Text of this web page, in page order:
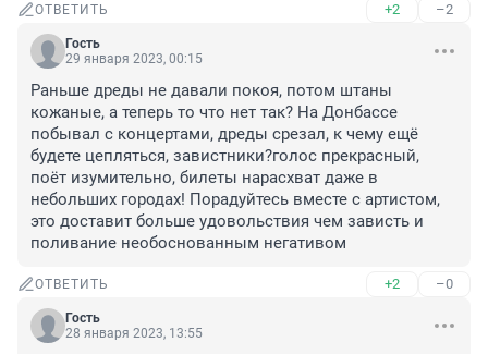
ОТВЕТИТЬ +2 –2
Гость
29 января 2023, 00:15
Раньше дреды не давали покоя, потом штаны
кожаные, а теперь то что нет так? На Донбассе
побывал с концертами, дреды срезал, к чему ещё
будете цепляться, завистники?голос прекрасный,
поёт изумительно, билеты нарасхват даже в
небольших городах! Порадуйтесь вместе с артистом,
это доставит больше удовольствия чем зависть и
поливание необоснованным негативом
ОТВЕТИТЬ +2 –0
Гость
28 января 2023, 13:55